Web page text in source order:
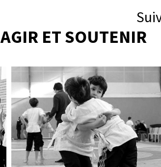
AGIR ET SOUTENIR